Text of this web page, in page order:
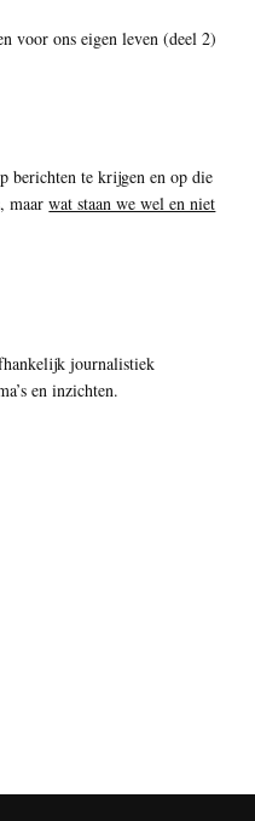
voor ons eigen leven (deel 2)
berichten te krijgen en op die
maarwat staan we wel en niet
journalistiek
en inzichten.